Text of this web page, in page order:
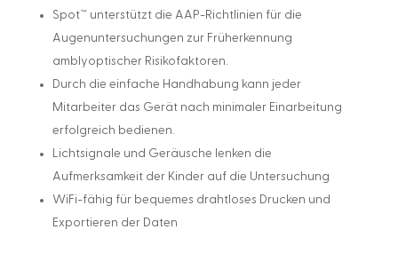
Spot™ unterstützt die AAP-Richtlinien für die
Augenuntersuchungen zur Früherkennung
amblyoptischer Risikofaktoren.
Durch die einfache Handhabung kann jeder
Mitarbeiter das Gerät nach minimaler Einarbeitung
erfolgreich bedienen.
Lichtsignale und Geräusche lenken die
Aufmerksamkeit der Kinder auf die Untersuchung
WiFi-fähig für bequemes drahtloses Drucken und
Exportieren der Daten